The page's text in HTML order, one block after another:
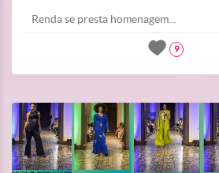
Renda se presta homenagem...
9